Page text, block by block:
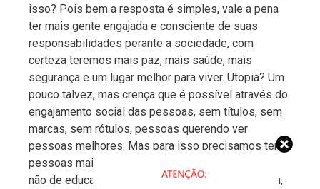
isso? Pois bem a resposta é simples, vale a pena
ter mais gente engajada e consciente de suas
responsabilidades perante a sociedade, com
certeza teremos mais paz, mais saúde, mais
segurança e um lugar melhor para viver. Utopia? Um
pouco talvez, mas crença que é possível através do
engajamento social das pessoas, sem títulos, sem
marcas, sem rótulos, pessoas querendo ver
pessoas melhores. Mas para isso precisamos ter
pessoas mais educadas no sentido de cidadania,
não de educação formal, que é importante também,